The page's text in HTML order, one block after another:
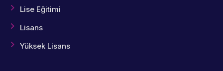
Lise Eğitimi
Lisans
Yüksek Lisans